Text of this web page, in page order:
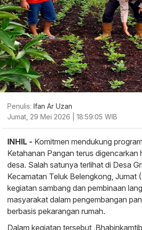
Penulis: Ifan Ar Uzan
Jumat, 29 Mei 2026 | 18:59:05 WIB
INHIL - Komitmen mendukung
Ketahanan Pangan terus digencarkan
desa. Salah satunya terlihat di Desa
Kecamatan Teluk Belengkong, Jumat
kegiatan sambang dan pembinaan
masyarakat dalam pengembangan
berbasis pekarangan rumah.
Dalam kegiatan tersebut,